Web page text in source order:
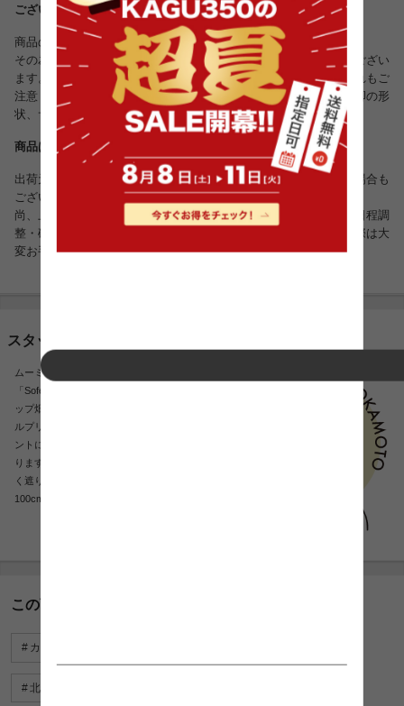
ございます。
商品の仕様は随時改善されております。
その為、入荷時により多少のデザイン変更が行われている場合がござい
ます。リピート注文等で同様の商品をご希望される方は、くれぐれもご
注意ください。生産国、各部品、ネジカバー等の色や形、縫製、脚の形
状、サイズなどに若干の誤差がある場合がございます。
商品は複数の倉庫より出荷させていただいております。
出荷元によりましては、お届け日時のご指定を承る事が出来ない場合も
ございますので、予めご了承くださいませ。
尚、上記のような場合には、弊社より手配ののち、配送業者から日程調
整・確認の意向でお電話を差し上げる場合もございますのでその際は大
変お手数ですが、ご対応の程よろしくお願いいたします。
スタッフおすすめポイント
ムーミンがリズミカルでおしゃれな北欧らしい
「Sofe Melody」シリーズのカーテン。チューリ
ップ畑がお部屋を華やかにしてくれます。パー
ルプリントが施されたチューリップ柄がアクセ
ントになっており、心躍るデザインとなってお
ります。遮光が可能になっているので光を程よ
く遮ります。※こちらは一枚入り。
100cm×200cmのサイズがご購入できます。
この商品に関連するキーワード
カーテン
北欧 カーテン